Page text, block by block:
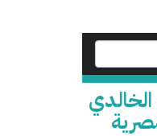
المصرية